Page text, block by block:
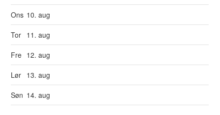
Ons 10. aug
Tor 11. aug
Fre 12. aug
Lør 13. aug
Søn 14. aug